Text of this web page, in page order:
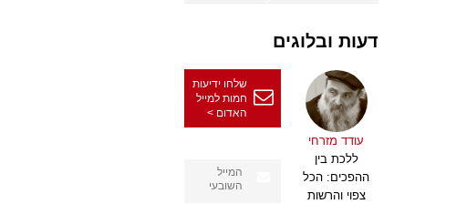
דעות ובלוגים
עודד מזרחי
ללכת בין
ההפכים: הכל
צפוי והרשות
שלחו ידיעות
חמות למייל
האדום >
המייל
השובעי